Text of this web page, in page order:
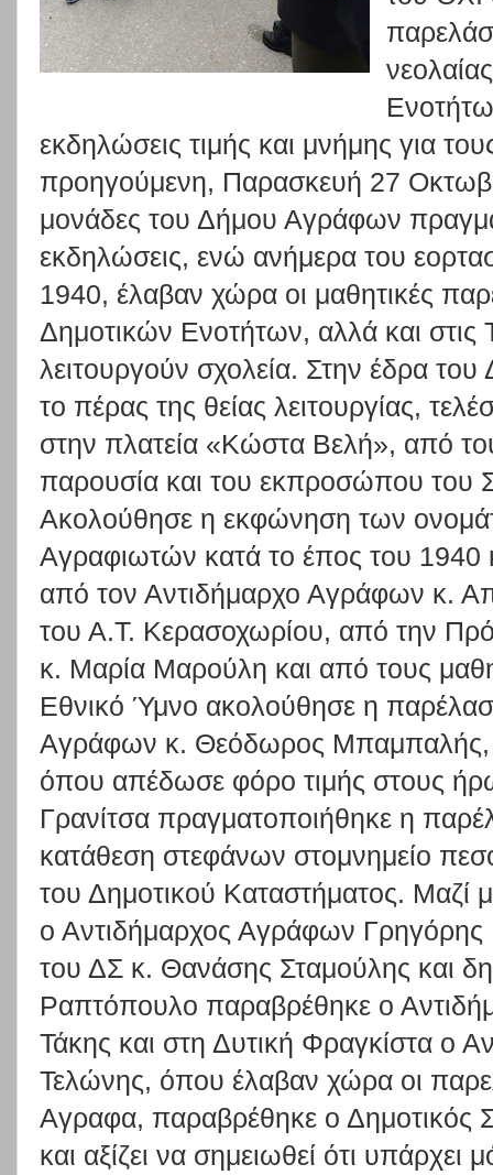
εκδηλώσεις τιμής και μνήμης για
προηγούμενη, Παρασκευή 27
μονάδες του Δήμου Αγράφων
εκδηλώσεις, ενώ ανήμερα του
1940, έλαβαν χώρα οι μαθητικές
Δημοτικών Ενοτήτων, αλλά και στις
λειτουργούν σχολεία. Στην έδρα
το πέρας της θείας λειτουργίας,
στην πλατεία «Κώστα Βελή», από
παρουσία και του εκπροσώπου
Ακολούθησε η εκφώνηση των
Αγραφιωτών κατά το έπος του 1940
από τον Αντιδήμαρχο Αγράφων κ.
του Α.Τ. Κερασοχωρίου, από την
κ. Μαρία Μαρούλη και από τους
Εθνικό Ύμνο ακολούθησε η
Αγράφων κ. Θεόδωρος Μπαμπαλής,
όπου απέδωσε φόρο τιμής στους
Γρανίτσα πραγματοποιήθηκε η
κατάθεση στεφάνων στομνημείο
του Δημοτικού Καταστήματος. Μαζί
ο Αντιδήμαρχος Αγράφων
του ΔΣ κ. Θανάσης Σταμούλης και
Ραπτόπουλο παραβρέθηκε ο
Τάκης και στη Δυτική Φραγκίστα ο
Τελώνης, όπου έλαβαν χώρα οι
Αγραφα, παραβρέθηκε ο Δημοτικός
και αξίζει να σημειωθεί ότι